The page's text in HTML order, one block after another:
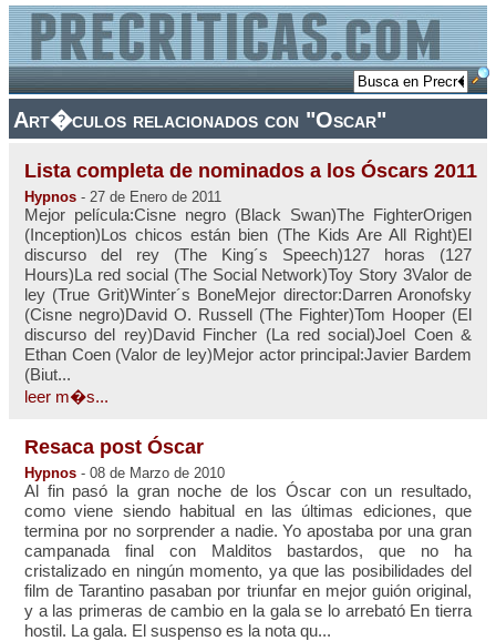
Art�culos relacionados con "Oscar"
Lista completa de nominados a los Óscars 2011
Hypnos - 27 de Enero de 2011
Mejor película:Cisne negro (Black Swan)The FighterOrigen
(Inception)Los chicos están bien (The Kids Are All Right)El
discurso del rey (The King´s Speech)127 horas (127
Hours)La red social (The Social Network)Toy Story 3Valor de
ley (True Grit)Winter´s BoneMejor director:Darren Aronofsky
(Cisne negro)David O. Russell (The Fighter)Tom Hooper (El
discurso del rey)David Fincher (La red social)Joel Coen &
Ethan Coen (Valor de ley)Mejor actor principal:Javier Bardem
(Biut...
leer m�s...
Resaca post Óscar
Hypnos - 08 de Marzo de 2010
Al fin pasó la gran noche de los Óscar con un resultado,
como viene siendo habitual en las últimas ediciones, que
termina por no sorprender a nadie. Yo apostaba por una gran
campanada final con Malditos bastardos, que no ha
cristalizado en ningún momento, ya que las posibilidades del
film de Tarantino pasaban por triunfar en mejor guión original,
y a las primeras de cambio en la gala se lo arrebató En tierra
hostil. La gala. El suspenso es la nota qu...